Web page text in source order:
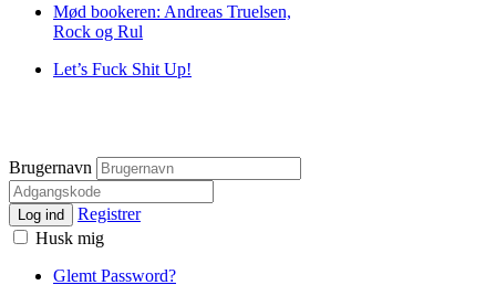
Mød bookeren: Andreas Truelsen,
Rock og Rul
Let’s Fuck Shit Up!
Brugernavn
Log ind
Registrer
Husk mig
Glemt Password?